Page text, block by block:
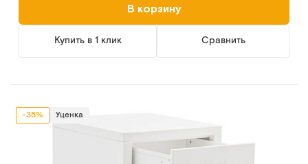
В корзину
Купить в 1 клик Сравнить
-35% Уценка